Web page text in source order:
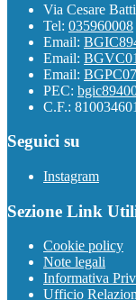
Via Cesare
Tel: 035960008
Email:
Email:
Email:
PEC:
C.F.:
Seguici su
Instagram
Sezione Link
Cookie policy
Note legali
Informativa
Ufficio